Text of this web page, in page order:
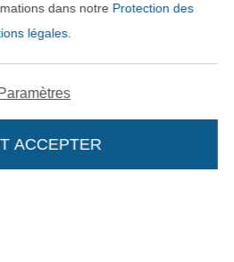
légales
CGV
des données
dans notre Protection des
légales.
Paramètres
ACCEPTER